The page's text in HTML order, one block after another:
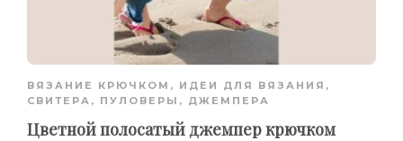
ВЯЗАНИЕ КРЮЧКОМ , ИДЕИ ДЛЯ ВЯЗАНИЯ ,
СВИТЕРА, ПУЛОВЕРЫ, ДЖЕМПЕРА
Цветной полосатый джемпер крючком